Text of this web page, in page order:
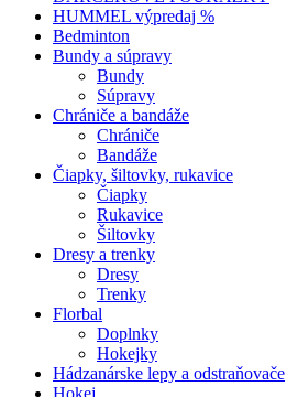
HUMMEL výpredaj %
Bedminton
Bundy a súpravy
Bundy
Súpravy
Chrániče a bandáže
Chrániče
Bandáže
Čiapky, šiltovky, rukavice
Čiapky
Rukavice
Šiltovky
Dresy a trenky
Dresy
Trenky
Florbal
Doplnky
Hokejky
Hádzanárske lepy a odstraňovače
Hokej